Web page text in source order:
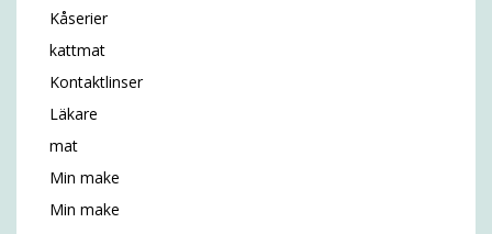
Kåserier
kattmat
Kontaktlinser
Läkare
mat
Min make
Min make